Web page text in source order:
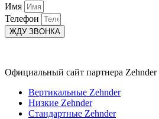
Имя
Телефон
ЖДУ ЗВОНКА
Официальный сайт партнера Zehnder
Вертикальные Zehnder
Низкие Zehnder
Стандартные Zehnder